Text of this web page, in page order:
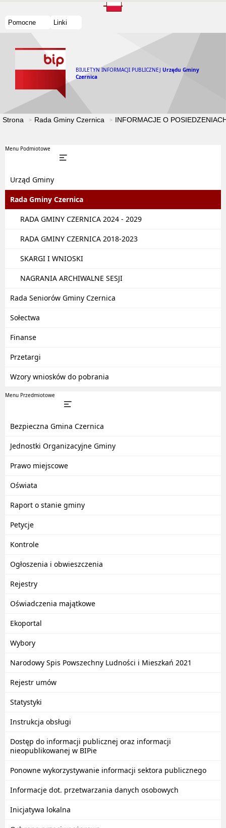
Pomocne Linki
BIULETYN INFORMACJI PUBLICZNEJ Urzędu Gminy
Czernica
Strona Rada Gminy Czernica INFORMACJE O
Menu Podmiotowe
Urząd Gminy
Rada Gminy Czernica
RADA GMINY CZERNICA 2024 - 2029
RADA GMINY CZERNICA 2018-2023
SKARGI I WNIOSKI
NAGRANIA ARCHIWALNE SESJI
Rada Seniorów Gminy Czernica
Sołectwa
Finanse
Przetargi
Wzory wniosków do pobrania
Menu Przedmiotowe
Bezpieczna Gmina Czernica
Jednostki Organizacyjne Gminy
Prawo miejscowe
Oświata
Raport o stanie gminy
Petycje
Kontrole
Ogłoszenia i obwieszczenia
Rejestry
Oświadczenia majątkowe
Ekoportal
Wybory
Narodowy Spis Powszechny Ludności i Mieszkań 2021
Rejestr umów
Statystyki
Instrukcja obsługi
Dostęp do informacji publicznej oraz informacji
nieopublikowanej w BIPie
Ponowne wykorzystywanie informacji sektora publicznego
Informacje dot. przetwarzania danych osobowych
Inicjatywa lokalna